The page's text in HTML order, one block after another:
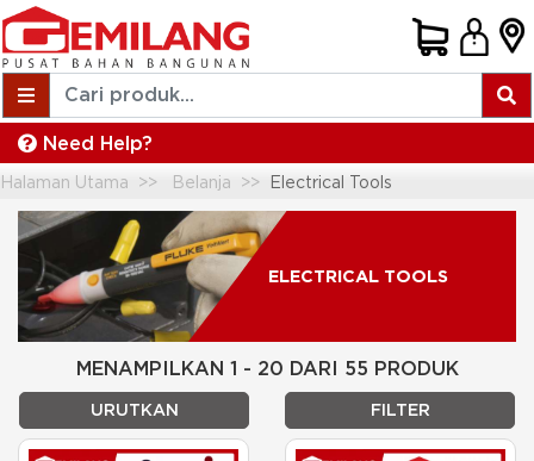
Need Help?
Halaman Utama Belanja Electrical Tools
ELECTRICAL TOOLS
MENAMPILKAN 1 - 20 DARI 55 PRODUK
URUTKAN FILTER